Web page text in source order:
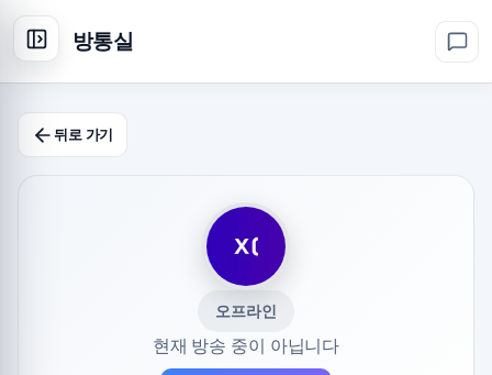
방통실
뒤로 가기
오프라인
현재 방송 중이 아닙니다